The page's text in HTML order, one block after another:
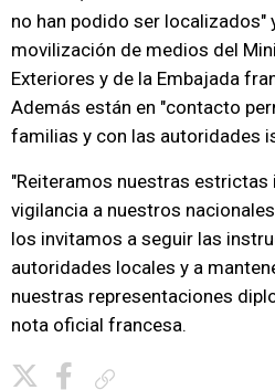
no han podido ser localizados"
movilización de medios del
Exteriores y de la Embajada
Además están en "contacto
familias y con las autoridades
"Reiteramos nuestras
vigilancia a nuestros
los invitamos a seguir las
autoridades locales y a
nuestras representaciones
nota oficial francesa.